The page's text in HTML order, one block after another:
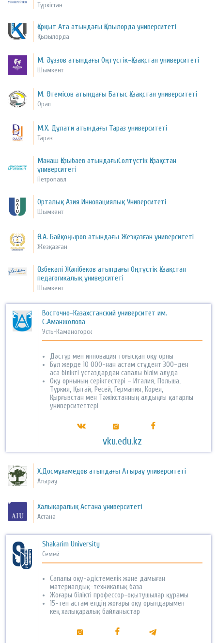
Түркістан
Қорқыт Ата атындағы Қызылорда университеті
Қызылорда
М. Әуэзов атындағы Оңтүстік-Қазақстан университеті
Шымкент
М. Өтемісов атындағы Батыс Қазақстан университеті
Орал
М.Х. Дулати атындағы Тараз университеті
Тараз
Манаш Қозыбаев атындағыСолтүстік Қазақстан
университеті
Петропавл
Орталық Азия Инновациялық Университеті
Шымкент
Ө.А. Байқоңыров атындағы Жезқазған университеті
Жезқазған
Өзбекәлі Жәнібеков атындағы Оңтүстік Қазақстан
педагогикалық университеті
Шымкент
Восточно-Казахстанский университет им.
С.Аманжолова
Усть-Каменогорск
Дәстүр мен инновация тоғысқан оқу орны
Бұл жерде 10 000-нан астам студент 300-ден
аса білікті ұстаздардан сапалы білім алуда
Оқу орнының серіктестері – Италия, Польша,
Түркия, Қытай, Ресей, Германия, Корея,
Қырғызстан мен Тәжікстанның алдыңғы қатарлы
университеттері
vku.edu.kz
Х.Досмұхамедов атындағы Атырау университеті
Атырау
Халықаралық Астана университеті
Астана
Shakarim University
Семей
Сапалы оқу-әдістемелік және дамыған
материалдық-техникалық база
Жоғары білікті профессор-оқытушылар құрамы
15-тен астам елдің жоғары оқу орындарымен
кең халықаралық байланыстар